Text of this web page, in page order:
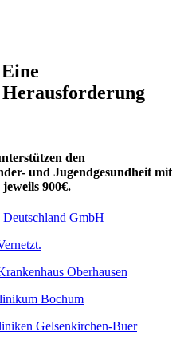
den
und Jugendgesundheit mit
900€.